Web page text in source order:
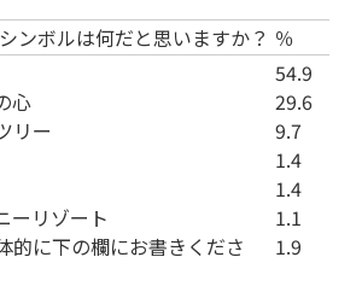
ンボルは何だと思いますか？ ％
心
リー
ーリゾート
的に下の欄にお書きくださ
54.9
29.6
9.7
1.4
1.4
1.1
1.9